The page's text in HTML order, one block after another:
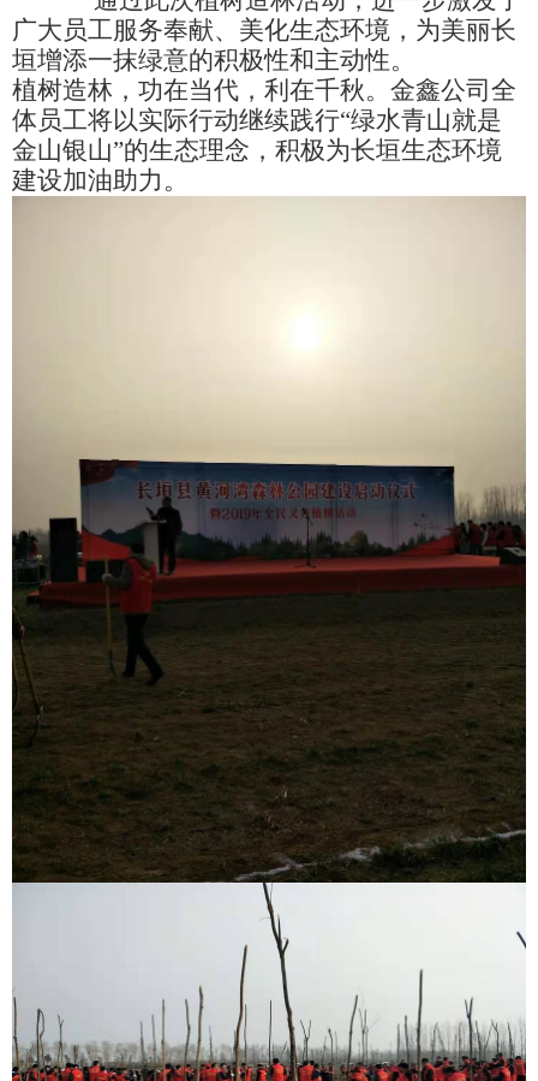
广大员工服务奉献、美化生态环境，为美丽长
垣增添一抹绿意的积极性和主动性。
植树造林，功在当代，利在千秋。金鑫公司全
体员工将以实际行动继续践行“绿水青山就是
金山银山”的生态理念，积极为长垣生态环境
建设加油助力。